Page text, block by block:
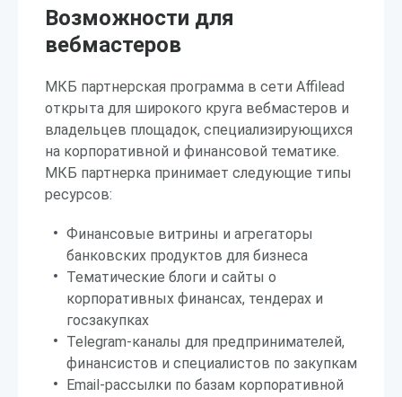
Возможности для
вебмастеров
МКБ партнерская программа в сети Affilead
открыта для широкого круга вебмастеров и
владельцев площадок, специализирующихся
на корпоративной и финансовой тематике.
МКБ партнерка принимает следующие типы
ресурсов:
Финансовые витрины и агрегаторы
банковских продуктов для бизнеса
Тематические блоги и сайты о
корпоративных финансах, тендерах и
госзакупках
Telegram-каналы для предпринимателей,
финансистов и специалистов по закупкам
Email-рассылки по базам корпоративной